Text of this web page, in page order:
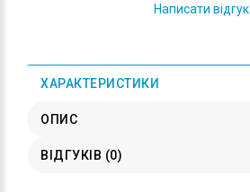
Написати відгук
ХАРАКТЕРИСТИКИ
ОПИС
ВІДГУКІВ (0)